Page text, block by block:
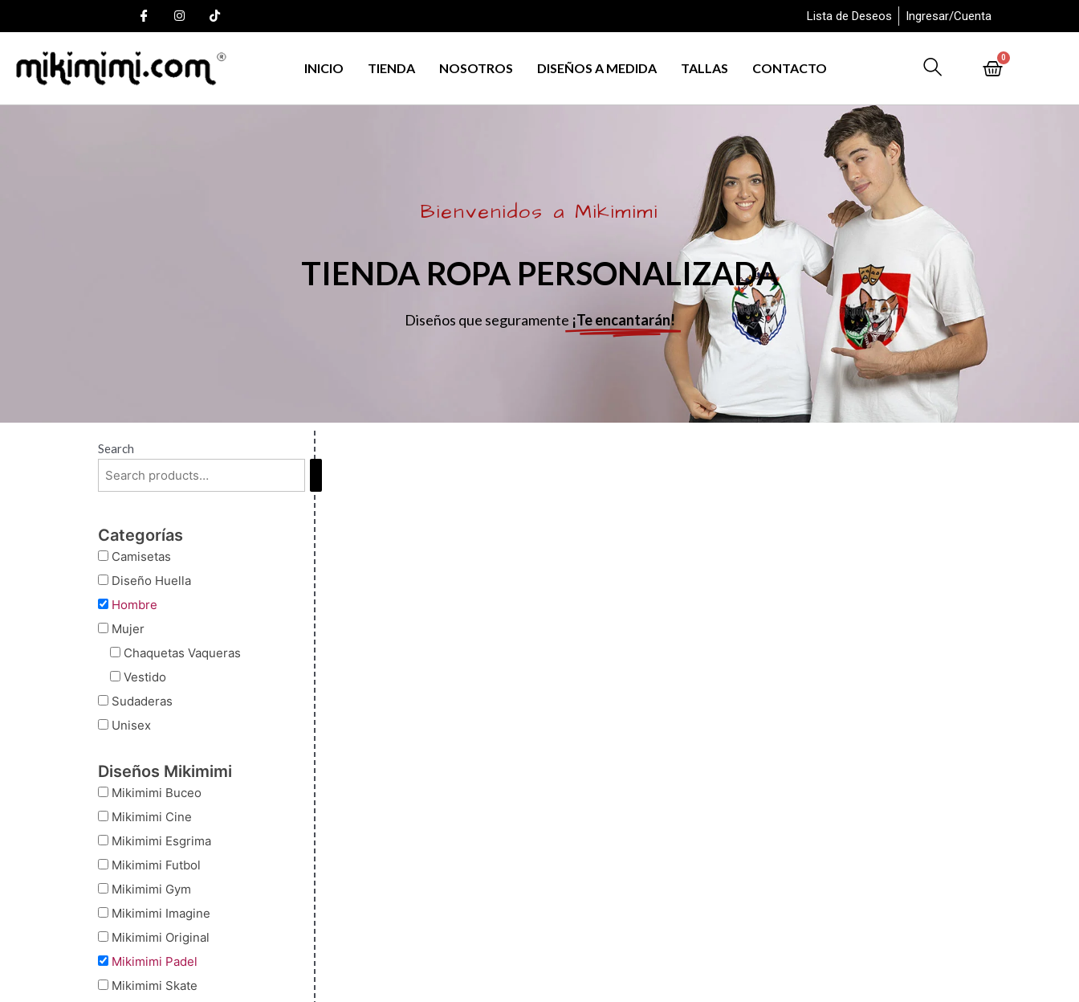
Lista de Deseos Ingresar/Cuenta
INICIO TIENDA NOSOTROS DISEÑOS A MEDIDA TALLAS CONTACTO
0
Bienvenidos a Mikimimi
TIENDA ROPA PERSONALIZADA
Diseños que seguramente ¡Te encantarán!
Search
Categorías
Camisetas
Diseño Huella
Hombre
Mujer
Chaquetas Vaqueras
Vestido
Sudaderas
Unisex
Diseños Mikimimi
Mikimimi Buceo
Mikimimi Cine
Mikimimi Esgrima
Mikimimi Futbol
Mikimimi Gym
Mikimimi Imagine
Mikimimi Original
Mikimimi Padel
Mikimimi Skate